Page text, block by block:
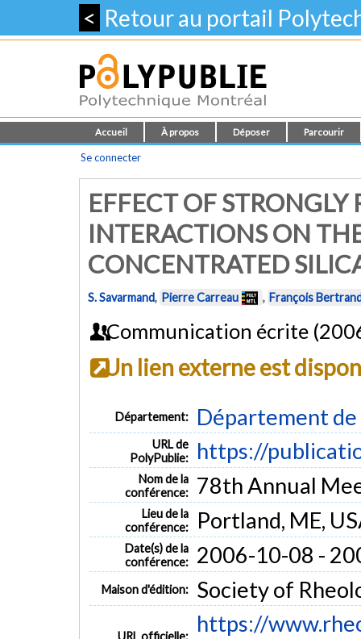
< Retour au portail
Accueil À propos Déposer Parcourir
Se connecter
EFFECT OF STRONGLY
INTERACTIONS ON
CONCENTRATED
S. Savarmand, Pierre Carreau , François
Communication écrite
Un lien externe est
Département: Département
URL de
PolyPublie:
https://
Nom de la
conférence:
78th Annual
Lieu de la
conférence:
Portland, ME,
Date(s) de la
conférence:
2006-10-08 -
Maison d'édition: Society of
URL officielle:
https://